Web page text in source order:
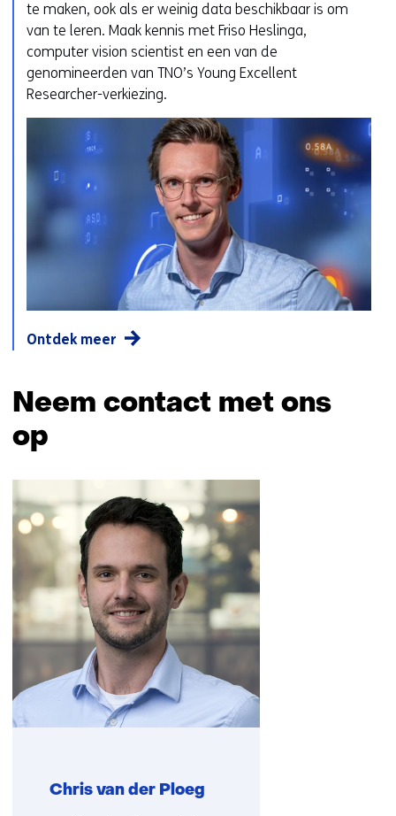
te maken, ook als er weinig data beschikbaar is om
van te leren. Maak kennis met Friso Heslinga,
computer vision scientist en een van de
genomineerden van TNO’s Young Excellent
Researcher-verkiezing.
Ontdek meer
Neem contact met ons
op
over
(Neem
contact
met
op)
Chris van der Ploeg